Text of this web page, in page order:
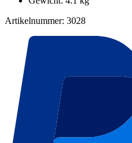
Artikelnummer: 3028